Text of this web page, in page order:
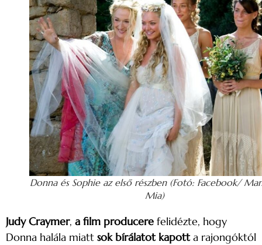
Donna és Sophie az első részben (Fotó: Facebook/
Mia)
Judy Craymer, a film producere felidézte, hogy
Donna halála miatt sok bírálatot kapotta rajongóktól